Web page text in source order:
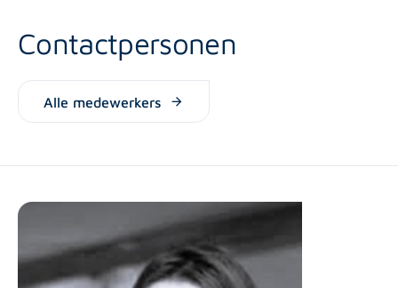
Contactpersonen
Alle medewerkers